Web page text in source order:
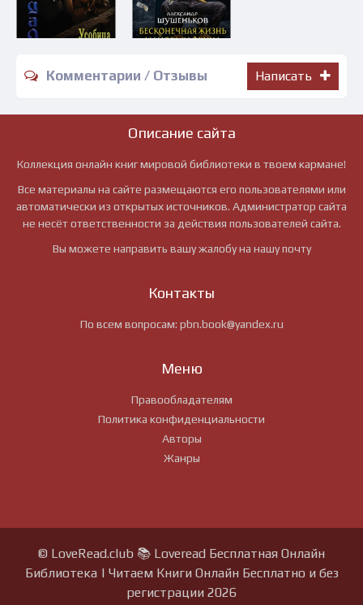
Комментарии / Отзывы Написать
Описание сайта
Коллекция онлайн книг мировой библиотеки в твоем кармане!
Все материалы на сайте размещаются его пользователями или
автоматически из открытых источников. Администратор сайта
не несёт ответственности за действия пользователей сайта.
Вы можете направить вашу жалобу на нашу почту
Контакты
По всем вопросам: pbn.book@yandex.ru
Меню
Правообладателям
Политика конфиденциальности
Авторы
Жанры
© LoveRead.club 📚 Loveread Бесплатная Онлайн
Библиотека | Читаем Книги Онлайн Бесплатно и без
регистрации 2026